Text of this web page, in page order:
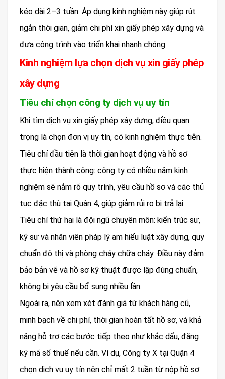
kéo dài 2–3 tuần. Áp dụng kinh nghiệm này giúp rút
ngắn thời gian, giảm chi phí xin giấy phép xây dựng và
đưa công trình vào triển khai nhanh chóng.
Kinh nghiệm lựa chọn dịch vụ xin giấy phép
xây dựng
Tiêu chí chọn công ty dịch vụ uy tín
Khi tìm dịch vụ xin giấy phép xây dựng, điều quan
trọng là chọn đơn vị uy tín, có kinh nghiệm thực tiễn.
Tiêu chí đầu tiên là thời gian hoạt động và hồ sơ
thực hiện thành công: công ty có nhiều năm kinh
nghiệm sẽ nắm rõ quy trình, yêu cầu hồ sơ và các thủ
tục đặc thù tại Quận 4, giúp giảm rủi ro bị trả lại.
Tiêu chí thứ hai là đội ngũ chuyên môn: kiến trúc sư,
kỹ sư và nhân viên pháp lý am hiểu luật xây dựng, quy
chuẩn đô thị và phòng cháy chữa cháy. Điều này đảm
bảo bản vẽ và hồ sơ kỹ thuật được lập đúng chuẩn,
không bị yêu cầu bổ sung nhiều lần.
Ngoài ra, nên xem xét đánh giá từ khách hàng cũ,
minh bạch về chi phí, thời gian hoàn tất hồ sơ, và khả
năng hỗ trợ các bước tiếp theo như khắc dấu, đăng
ký mã số thuế nếu cần. Ví dụ, Công ty X tại Quận 4
chọn dịch vụ uy tín nên chỉ mất 2 tuần từ nộp hồ sơ